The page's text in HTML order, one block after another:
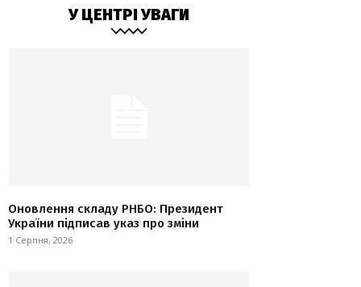
У ЦЕНТРІ УВАГИ
Оновлення складу РНБО: Президент
України підписав указ про зміни
1 Серпня, 2026